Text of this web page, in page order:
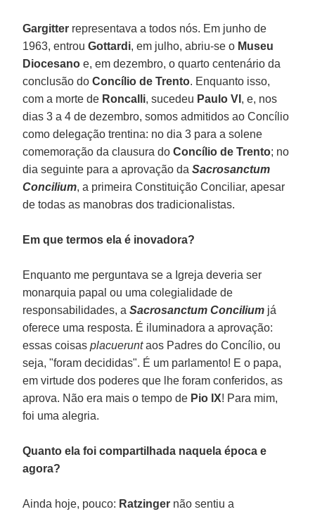
Gargitter representava a todos nós. Em junho de
1963, entrouGottardi, em julho, abriu-se o Museu
Diocesanoe, em dezembro, o quarto centenário da
conclusão doConcílio de Trento. Enquanto isso,
com a morte de Roncalli, sucedeu Paulo VI , e, nos
dias 3 a 4 de dezembro, somos admitidos ao Concílio
como delegação trentina: no dia 3 para a solene
comemoração da clausura doConcílio de Trento; no
dia seguinte para a aprovação daSacrosanctum
Concilium, a primeira Constituição Conciliar, apesar
de todas as manobras dos tradicionalistas.
Em que termos ela é inovadora?
Enquanto me perguntava se a Igreja deveria ser
monarquia papal ou uma colegialidade de
responsabilidades, aSacrosanctum Concilium já
oferece uma resposta. É iluminadora a aprovação:
essas coisasplacueruntaos Padres do Concílio, ou
seja, "foram decididas". É um parlamento! E o papa,
em virtude dos poderes que lhe foram conferidos, as
aprova. Não era mais o tempo de Pio IX! Para mim,
foi uma alegria.
Quanto ela foi compartilhada naquela época e
agora?
Ainda hoje, pouco: Ratzinger não sentiu a